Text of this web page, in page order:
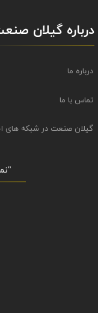
درباره گیلان
درباره ما
تماس با ما
گیلان صنعت در شبکه های